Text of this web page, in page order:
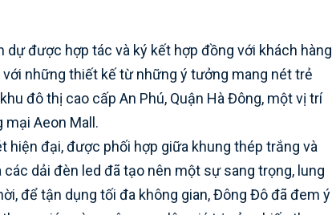
được hợp tác và ký kết hợp đồng với khách hàng
những thiết kế từ những ý tưởng mang nét trẻ
đô thị cao cấp An Phú, Quận Hà Đông, một vị trí
Aeon Mall.
hiện đại, được phối hợp giữa khung thép trắng và
dải đèn led đã tạo nên một sự sang trọng, lung
để tận dụng tối đa không gian, Đông Đô đã đem ý